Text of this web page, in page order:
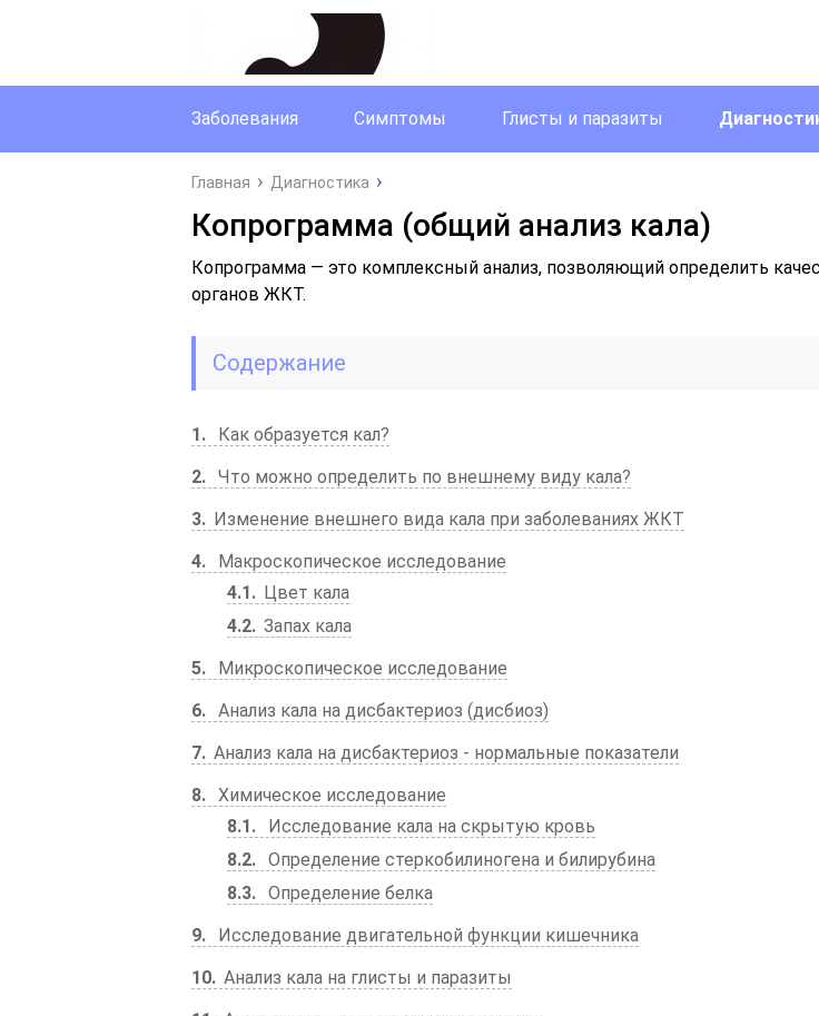
Заболевания Симптомы Глисты и паразиты
Главная Диагностика
Копрограмма (общий анализ кала)
Копрограмма — это комплексный анализ, позволяющий определить
органов ЖКТ.
Содержание
1
Как образуется кал?
2
Что можно определить по внешнему виду кала?
3
Изменение внешнего вида кала при заболеваниях ЖКТ
4
Макроскопическое исследование
4.1
Цвет кала
4.2 Запах кала
5
Микроскопическое исследование
6
Анализ кала на дисбактериоз (дисбиоз)
7 Анализ кала на дисбактериоз - нормальные показатели
8
Химическое исследование
8.1
Исследование кала на скрытую кровь
8.2
Определение стеркобилиногена и билирубина
8.3
Определение белка
9
Исследование двигательной функции кишечника
10 Анализ кала на глисты и паразиты